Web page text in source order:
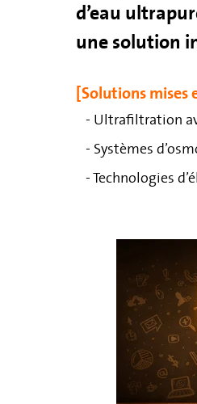
d’eau
une solution
[Solutions mises
- Ultrafiltration
- Systèmes
- Technologies